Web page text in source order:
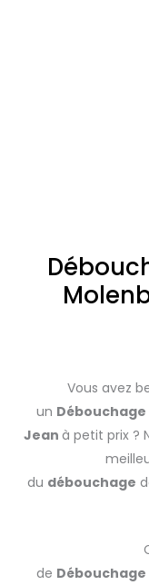
Vous avez
un Débouchage
Jean à petit prix ?
du débouchage
de Débouchage